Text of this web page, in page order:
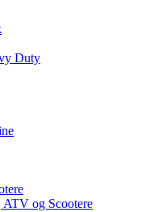
Duty
og Scootere